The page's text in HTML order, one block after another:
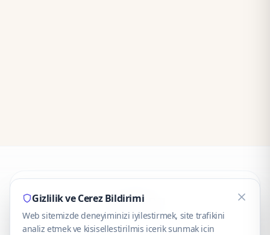
CaseOnn
© 2025 CaseOnn. Tüm hakları saklıdır.
Gizlilik ve Cerez Bildirimi
Web sitemizde deneyiminizi iyilestirmek, site trafikini
analiz etmek ve kisisellestirilmis icerik sunmak icin